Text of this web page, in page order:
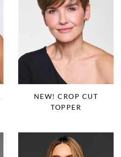
NEW! CROP CUT
TOPPER